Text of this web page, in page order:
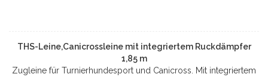
THS-Leine,Canicrossleine mit integriertem Ruckdämpfer
1,85 m
Zugleine für Turnierhundesport und Canicross. Mit integriertem